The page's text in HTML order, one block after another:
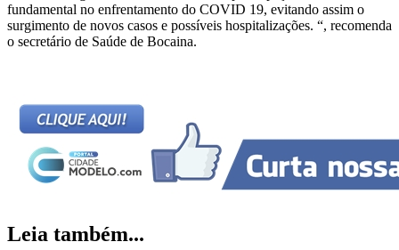
fundamental no enfrentamento do COVID 19, evitando assim o
surgimento de novos casos e possíveis hospitalizações. “, recomenda
o secretário de Saúde de Bocaina.
Leia também...